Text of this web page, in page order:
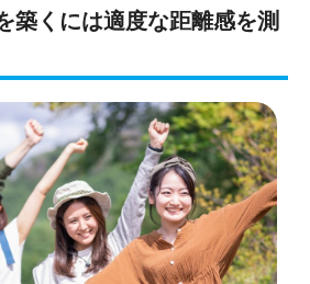
築くには適度な距離感を測